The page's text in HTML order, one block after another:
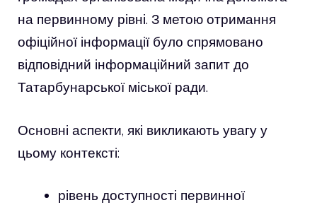
на первинному рівні. З метою отримання
офіційної інформації було спрямовано
відповідний інформаційний запит до
Татарбунарської міської ради.
Основні аспекти, які викликають увагу у
цьому контексті:
рівень доступності первинної